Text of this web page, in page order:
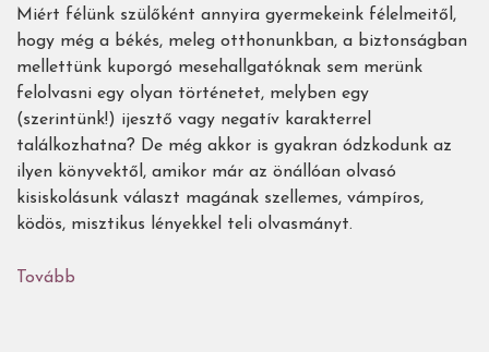
Miért félünk szülőként annyira gyermekeink félelmeitől,
hogy még a békés, meleg otthonunkban, a biztonságban
mellettünk kuporgó mesehallgatóknak sem merünk
felolvasni egy olyan történetet, melyben egy
(szerintünk!) ijesztő vagy negatív karakterrel
találkozhatna? De még akkor is gyakran ódzkodunk az
ilyen könyvektől, amikor már az önállóan olvasó
kisiskolásunk választ magának szellemes, vámpíros,
ködös, misztikus lényekkel teli olvasmányt.
Tovább